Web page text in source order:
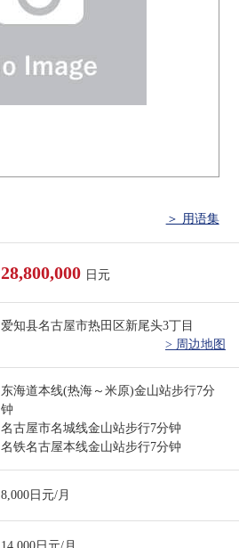
＞ 用语集
28,800,000 日元
爱知县名古屋市热田区新尾头3丁目
> 周边地图
东海道本线(热海～米原)金山站步行7分
钟
名古屋市名城线金山站步行7分钟
名铁名古屋本线金山站步行7分钟
8,000日元/月